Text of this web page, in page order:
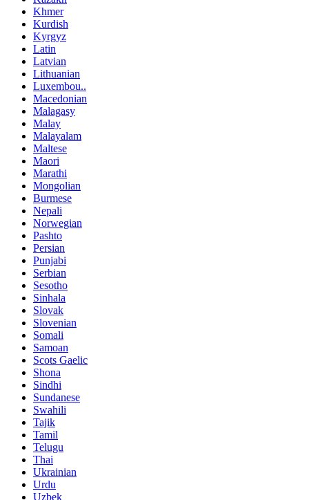
Khmer
Kurdish
Kyrgyz
Latin
Latvian
Lithuanian
Luxembou..
Macedonian
Malagasy
Malay
Malayalam
Maltese
Maori
Marathi
Mongolian
Burmese
Nepali
Norwegian
Pashto
Persian
Punjabi
Serbian
Sesotho
Sinhala
Slovak
Slovenian
Somali
Samoan
Scots Gaelic
Shona
Sindhi
Sundanese
Swahili
Tajik
Tamil
Telugu
Thai
Ukrainian
Urdu
Uzbek